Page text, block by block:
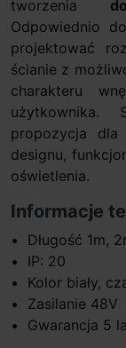
tworzenia
Odpowiednio
projektować
ścianie z
charakteru
użytkownika.
propozycja dla
designu,
oświetlenia.
Informacje
Długość 1m,
IP: 20
Kolor biały,
Zasilanie 48V
Gwarancja 5